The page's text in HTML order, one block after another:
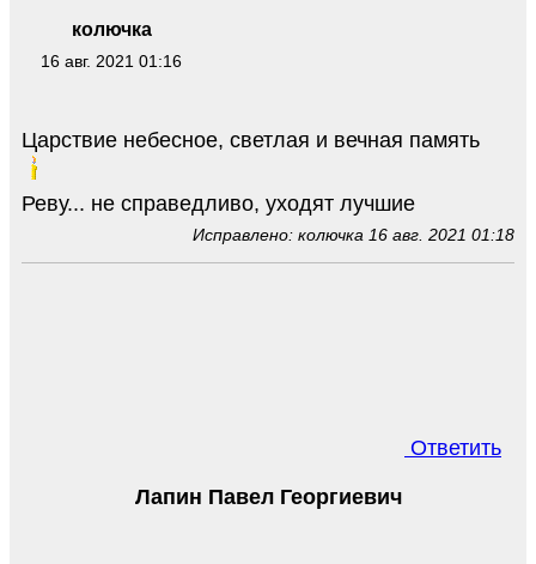
колючка
16 авг. 2021 01:16
Царствие небесное, светлая и вечная память
Реву... не справедливо, уходят лучшие
Исправлено: колючка 16 авг. 2021 01:18
Ответить
Лапин Павел Георгиевич